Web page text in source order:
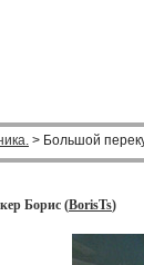
> Большой
Борис (BorisTs)